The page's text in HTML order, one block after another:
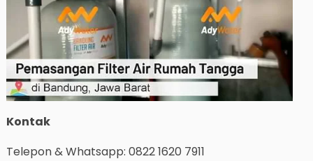
Kontak
Telepon & Whatsapp: 0822 1620 7911